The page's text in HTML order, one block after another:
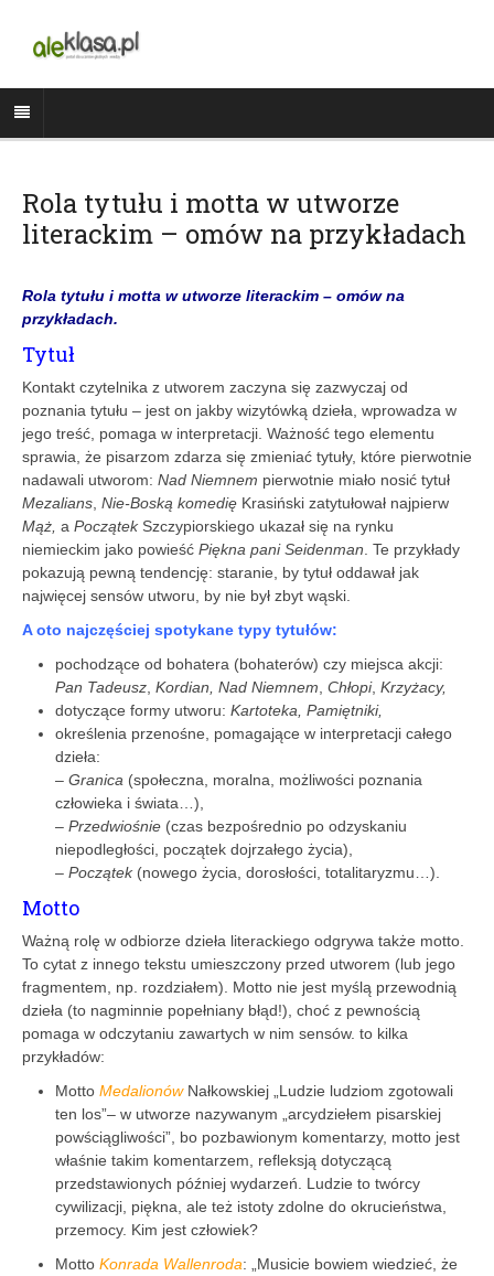
Rola tytułu i motta w utworze
literackim – omów na przykładach
Rola tytułu i motta w utworze literackim – omów na
przykładach.
Tytuł
Kontakt czytelnika z utworem zaczyna się zazwyczaj od
poznania tytułu – jest on jakby wizytówką dzieła, wprowadza w
jego treść, pomaga w interpretacji. Ważność tego elementu
sprawia, że pisarzom zdarza się zmieniać tytuły, które pierwotnie
nadawali utworom: Nad Niemnem pierwotnie miało nosić tytuł
Mezalians Nie-Boską komedię Krasiński zatytułował najpierw
Mąż, a PoczątekSzczypiorskiego ukazał się na rynku
niemieckim jako powieść Piękna pani Seidenman . Te przykłady
pokazują pewną tendencję: staranie, by tytuł oddawał jak
najwięcej sensów utworu, by nie był zbyt wąski.
A oto najczęściej spotykane typy tytułów:
pochodzące od bohatera (bohaterów) czy miejsca akcji:
Pan Tadeusz Kordian, Nad Niemnem Chłopi, Krzyżacy,
dotyczące formy utworu: Kartoteka, Pamiętniki,
określenia przenośne, pomagające w interpretacji całego
dzieła:
– Granica (społeczna, moralna, możliwości poznania
człowieka i świata…),
– Przedwiośnie (czas bezpośrednio po odzyskaniu
niepodległości, początek dojrzałego życia),
– Początek(nowego życia, dorosłości, totalitaryzmu…).
Motto
Ważną rolę w odbiorze dzieła literackiego odgrywa także motto.
To cytat z innego tekstu umieszczony przed utworem (lub jego
fragmentem, np. rozdziałem). Motto nie jest myślą przewodnią
dzieła (to nagminnie popełniany błąd!), choć z pewnością
pomaga w odczytaniu zawartych w nim sensów. to kilka
przykładów:
Motto MedalionówNałkowskiej „Ludzie ludziom zgotowali
ten los”– w utworze nazywanym „arcydziełem pisarskiej
powściągliwości”, bo pozbawionym komentarzy, motto jest
właśnie takim komentarzem, refleksją dotyczącą
przedstawionych później wydarzeń. Ludzie to twórcy
cywilizacji, piękna, ale też istoty zdolne do okrucieństwa,
przemocy. Kim jest człowiek?
Motto Konrada Wallenroda: „Musicie bowiem wiedzieć, że